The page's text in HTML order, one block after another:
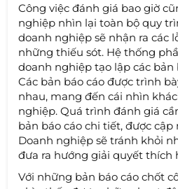
Công việc đánh giá bao giờ
nghiệp nhìn lại toàn bộ quy
doanh nghiệp sẽ nhận ra các
những thiếu sót. Hệ thống
doanh nghiệp tạo lập các bản
Các bản báo cáo được trình
nhau, mang đến cái nhìn
nghiệp. Quá trình đánh giá
bản báo cáo chi tiết, được
Doanh nghiệp sẽ tránh khỏi
đưa ra hướng giải quyết thích
Với những bản báo cáo chốt